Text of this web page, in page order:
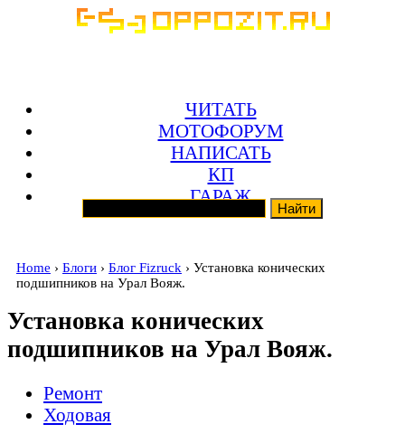
ЧИТАТЬ
МОТОФОРУМ
НАПИСАТЬ
КП
ГАРАЖ
Home › Блоги › Блог Fizruck › Установка конических
подшипников на Урал Вояж.
Установка конических
подшипников на Урал Вояж.
Ремонт
Ходовая